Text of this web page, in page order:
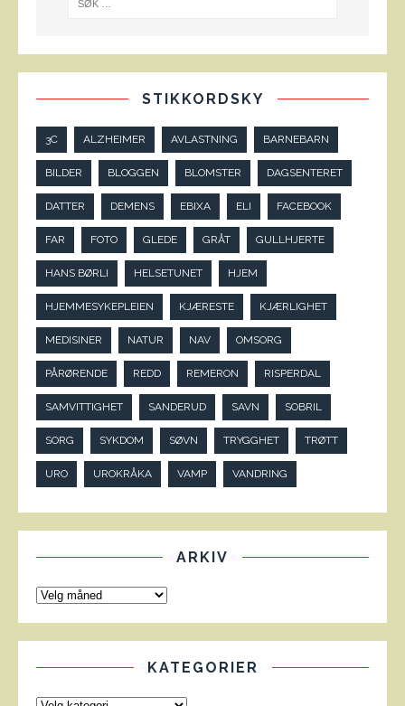
STIKKORDSKY
3C ALZHEIMER AVLASTNING BARNEBARN
BILDER BLOGGEN BLOMSTER DAGSENTERET
DATTER DEMENS EBIXA ELI FACEBOOK
FAR FOTO GLEDE GRÅT GULLHJERTE
HANS BØRLI HELSETUNET HJEM
HJEMMESYKEPLEIEN KJÆRESTE KJÆRLIGHET
MEDISINER NATUR NAV OMSORG
PÅRØRENDE REDD REMERON RISPERDAL
SAMVITTIGHET SANDERUD SAVN SOBRIL
SORG SYKDOM SØVN TRYGGHET TRØTT
URO UROKRÅKA VAMP VANDRING
ARKIV
KATEGORIER